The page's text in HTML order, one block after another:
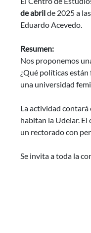
de abrilde 2025 a
Eduardo Acevedo.
Resumen:
Nos proponemos
¿Qué políticas
una universidad
La actividad contará
habitan la Udelar.
un rectorado con
Se invita a toda la